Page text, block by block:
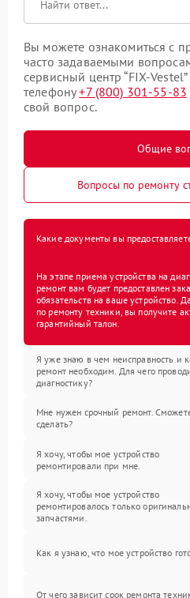
Вы можете ознакомиться с
часто задаваемыми
сервисный центр “FIX-
телефону+7 (800) 301-55-83
свой вопрос.
Общие
Вопросы по ремонту
Какие документы вы
На этапе приема устройства на
ремонт вам будет предоставлен
обязательств на ваше устройство.
по ремонту техники, вы получите
гарантийный талон.
Я уже знаю в чем неисправность и
ремонт необходим. Для чего
диагностику?
Мне нужен срочный ремонт.
сделать?
Я хочу, чтобы мое устройство
ремонтировали при мне.
Я хочу, чтобы мое устройство
ремонтировалось только
запчастями.
Как я узнаю, что мое устройство
От чего зависит срок ремонта